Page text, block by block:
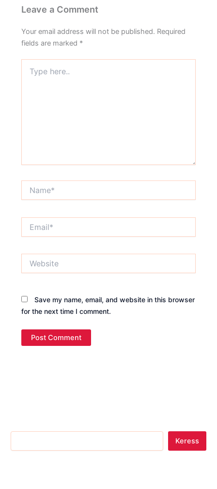
Leave a Comment
Your email address will not be published. Required
fields are marked *
here..
Save my name, email, and website in this browser
for the next time I comment.
Keress